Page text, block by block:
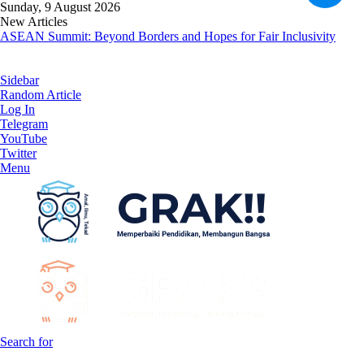
Sunday, 9 August 2026
New Articles
ASEAN Summit: Beyond Borders and Hopes for Fair Inclusivity
Sidebar
Random Article
Log In
Telegram
YouTube
Twitter
Menu
Search for